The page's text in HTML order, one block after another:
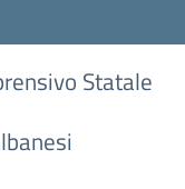
Statale